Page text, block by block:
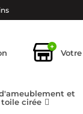
+
et
toile cirée